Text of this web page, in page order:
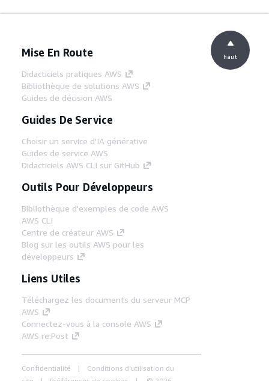
Mise En Route
Didacticiels pratiques AWS
Bibliothèque de solutions AWS
Guides de décision AWS
Guides De Service
Choisir un service d'IA générative
Guides de service AWS
Didacticiels AWS CLI sur GitHub
Outils Pour Développeurs
Bibliothèque d'exemples de code AWS
AWS CLI
Centre de créateur AWS
Blog sur les outils AWS pour les
développeurs
Liens Utiles
Téléchargez les documents du serveur MCP
AWS
Connectez-vous à la console AWS
AWS re:Post
Confidentialité
Conditions d'utilisation du
haut